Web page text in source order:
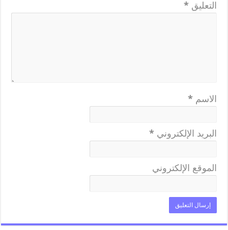
التعليق *
الاسم *
البريد الإلكتروني *
الموقع الإلكتروني